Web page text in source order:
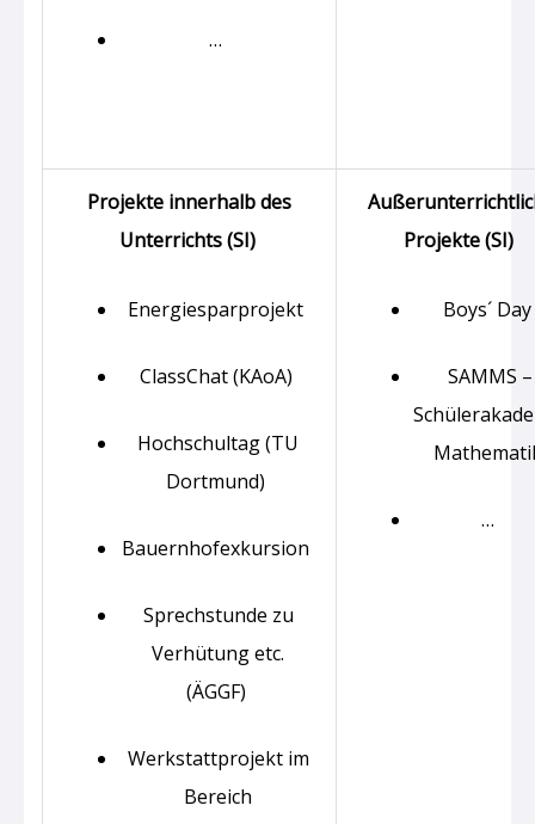
…
Projekte innerhalb des
Unterrichts (SI)
Energiesparprojekt
ClassChat (KAoA)
Hochschultag (TU
Dortmund)
Bauernhofexkursion
Sprechstunde zu
Verhütung etc.
(ÄGGF)
Werkstattprojekt im
Bereich
Projekte (SI)
Boys´ Day
SAMMS –
…